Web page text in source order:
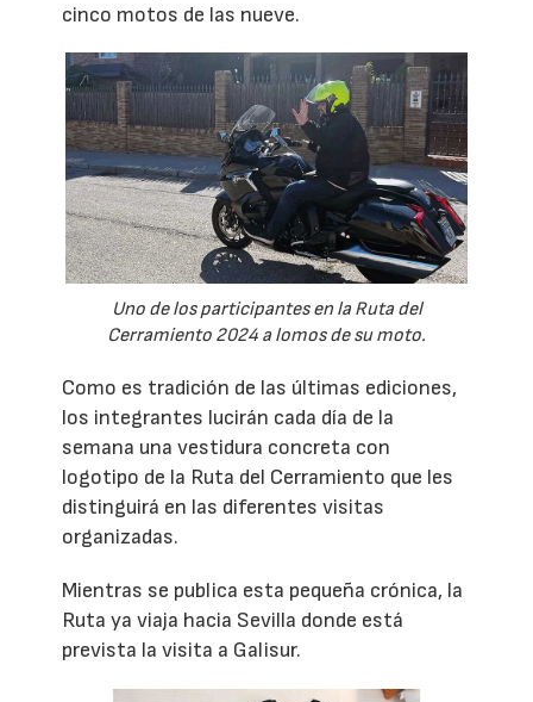
cinco motos de las nueve.
Uno de los participantes en la Ruta del
Cerramiento 2024 a lomos de su moto.
Como es tradición de las últimas ediciones,
los integrantes lucirán cada día de la
semana una vestidura concreta con
logotipo de la Ruta del Cerramiento que les
distinguirá en las diferentes visitas
organizadas.
Mientras se publica esta pequeña crónica, la
Ruta ya viaja hacia Sevilla donde está
prevista la visita a Galisur.